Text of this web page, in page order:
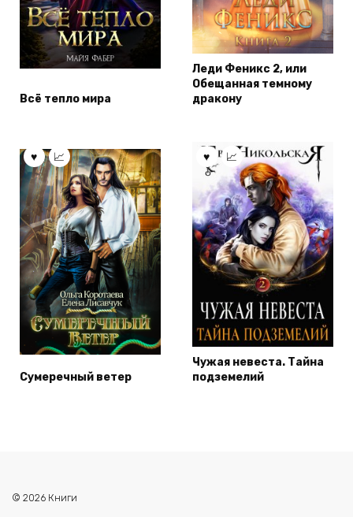
Всё тепло мира
Леди Феникс 2, или
Обещанная темному
дракону
Сумеречный ветер
Чужая невеста. Тайна
подземелий
© 2026 Книги